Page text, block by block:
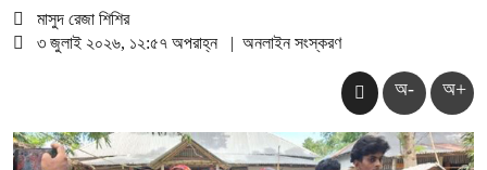
মাসুদ রেজা শিশির
৩ জুলাই ২০২৬, ১২:৫৭ অপরাহ্ন
| অনলাইন সংস্করণ
অ- অ+